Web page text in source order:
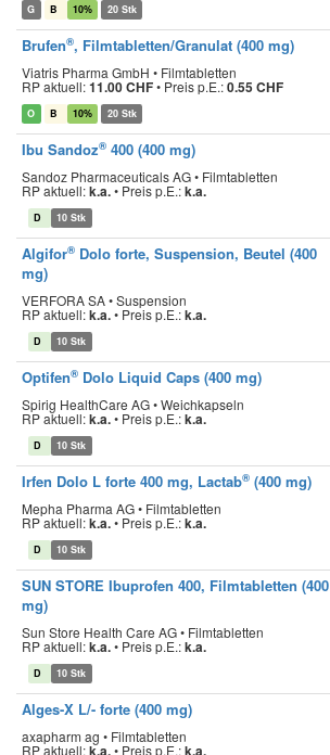
G B 10% 20 Stk
Brufen®, Filmtabletten/Granulat (400 mg)
Viatris Pharma GmbH • Filmtabletten
RP aktuell:11.00 CHF• Preis p.E.:0.55 CHF
O B 10% 20 Stk
Ibu Sandoz® 400 (400 mg)
Sandoz Pharmaceuticals AG • Filmtabletten
RP aktuell:k.a.• Preis p.E.:k.a.
D 10 Stk
Algifor® Dolo forte, Suspension, Beutel (400
mg)
VERFORA SA • Suspension
RP aktuell:k.a.• Preis p.E.:k.a.
D 10 Stk
Optifen® Dolo Liquid Caps (400 mg)
Spirig HealthCare AG • Weichkapseln
RP aktuell:k.a.• Preis p.E.:k.a.
D 10 Stk
Irfen Dolo L forte 400 mg, Lactab® (400 mg)
Mepha Pharma AG • Filmtabletten
RP aktuell:k.a.• Preis p.E.:k.a.
D 10 Stk
SUN STORE Ibuprofen 400, Filmtabletten (400
mg)
Sun Store Health Care AG • Filmtabletten
RP aktuell:k.a.• Preis p.E.:k.a.
D 10 Stk
Alges-X L/- forte (400 mg)
axapharm ag • Filmtabletten
RP aktuell:k.a.• Preis p.E.:k.a.